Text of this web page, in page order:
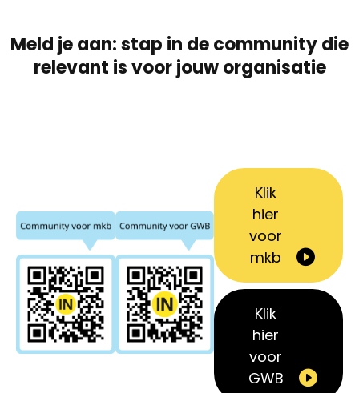
Meld je aan: stap in de community die
relevant is voor jouw organisatie
Klik
hier
voor
mkb
Klik
hier
voor
GWB